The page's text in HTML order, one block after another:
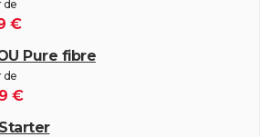
de
€
Pure fibre
de
€